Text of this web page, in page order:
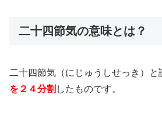
二十四節気の意味とは？
二十四節気（にじゅうしせっき）と
を２４分割 したものです。